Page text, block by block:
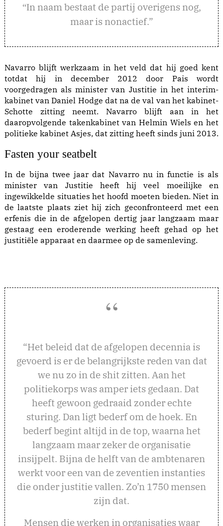
“In naam bestaat de partij overigens nog,
maar is nonactief.”
Navarro blijft werkzaam in het veld dat hij goed kent
totdat hij in december 2012 door Pais wordt
voorgedragen als minister van Justitie in het interim-
kabinet van Daniel Hodge dat na de val van het kabinet-
Schotte zitting neemt. Navarro blijft aan in het
daaropvolgende takenkabinet van Helmin Wiels en het
politieke kabinet Asjes, dat zitting heeft sinds juni 2013.
Fasten your seatbelt
In de bijna twee jaar dat Navarro nu in functie is als
minister van Justitie heeft hij veel moeilijke en
ingewikkelde situaties het hoofd moeten bieden. Niet in
de laatste plaats ziet hij zich geconfronteerd met een
erfenis die in de afgelopen dertig jaar langzaam maar
gestaag een eroderende werking heeft gehad op het
justitiële apparaat en daarmee op de samenleving.
“Het beleid dat de afgelopen decennia is
gevoerd is er de belangrijkste reden van dat
we nu zo in de shit zitten. Aan het
politiekorps was amper iets gedaan. Dat
heeft gewoon gedraaid zonder echte
sturing. Dan ligt bederf om de hoek. En
bederf begint altijd in de top, waarna het
langzaam maar zeker de organisatie
insijpelt. Bijna de helft van de ambtenaren
werkt voor een van de zeventien instanties
die onder justitie vallen. Zo’n 1750 mensen
zijn dat.
Mensen die werken in organisaties waar